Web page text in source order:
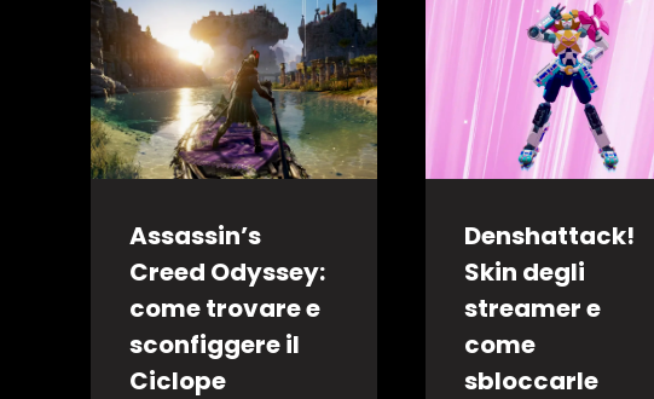
Assassin’s
Creed Odyssey:
come trovare e
sconfiggere il
Ciclope
Denshattack!
Skin degli
streamer e
come
sbloccarle